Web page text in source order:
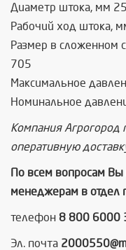
Диаметр штока, мм 25
Рабочий ход штока,
Размер в сложенном
705
Максимальное
Номинальное
Компания Агрогород
оперативную
По всем вопросам
менеджерам в
телефон 8 800 6000
Эл. почта